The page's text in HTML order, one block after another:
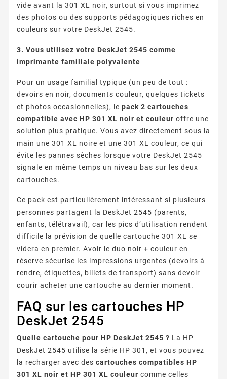
vide avant la 301 XL noir, surtout si vous imprimez
des photos ou des supports pédagogiques riches en
couleurs sur votre DeskJet 2545.
3. Vous utilisez votre DeskJet 2545 comme
imprimante familiale polyvalente
Pour un usage familial typique (un peu de tout :
devoirs en noir, documents couleur, quelques tickets
et photos occasionnelles), le pack 2 cartouches
compatible avec HP 301 XL noir et couleur offre une
solution plus pratique. Vous avez directement sous la
main une 301 XL noire et une 301 XL couleur, ce qui
évite les pannes sèches lorsque votre DeskJet 2545
signale en même temps un niveau bas sur les deux
cartouches.
Ce pack est particulièrement intéressant si plusieurs
personnes partagent la DeskJet 2545 (parents,
enfants, télétravail), car les pics d’utilisation rendent
difficile la prévision de quelle cartouche 301 XL se
videra en premier. Avoir le duo noir + couleur en
réserve sécurise les impressions urgentes (devoirs à
rendre, étiquettes, billets de transport) sans devoir
courir acheter une cartouche au dernier moment.
FAQ sur les cartouches HP
DeskJet 2545
Quelle cartouche pour HP DeskJet 2545 ? La HP
DeskJet 2545 utilise la série HP 301, et vous pouvez
la recharger avec des cartouches compatibles HP
301 XL noir et HP 301 XL couleur comme celles